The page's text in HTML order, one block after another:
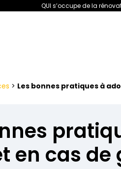
QUI s’occupe de la
> Les bonnes pratiques à
en cas